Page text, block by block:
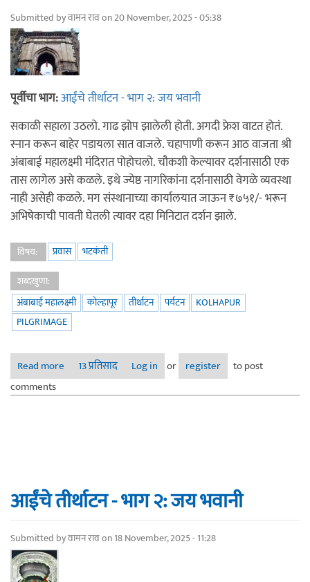
Submitted byवामन रावon 20 November, 2025 - 05:38
पूर्वीचा भाग:आईंचे तीर्थाटन - भाग २: जय भवानी
सकाळी सहाला उठलो. गाढ झोप झालेली होती. अगदी फ्रेश वाटत होतं.
स्नान करून बाहेर पडायला सात वाजले. चहापाणी करून आठ वाजता श्री
अंबाबाई महालक्ष्मी मंदिरात पोहोचलो. चौकशी केल्यावर दर्शनासाठी एक
तास लागेल असे कळले. इथे ज्येष्ठ नागरिकांना दर्शनासाठी वेगळे व्यवस्था
नाही असेही कळले.‌ मग संस्थानाच्या कार्यालयात जाऊन ₹७५१/- भरून
अभिषेकाची पावती घेतली त्यावर दहा मिनिटात दर्शन झाले.‌
विषय: प्रवास
भटकंती
शब्दखुणा:
अंबाबाई महालक्ष्मी
कोल्हापूर तीर्थाटन पर्यटन
KOLHAPUR
PILGRIMAGE
Read more about आईंचे तीर्थाटन - भाग ३: अंबाबाईचा उदो उदो
13 प्रतिसाद Log in or register
to post
comments
आईंचे तीर्थाटन - भाग २: जय भवानी
Submitted byवामन रावon 18 November, 2025 - 11:28